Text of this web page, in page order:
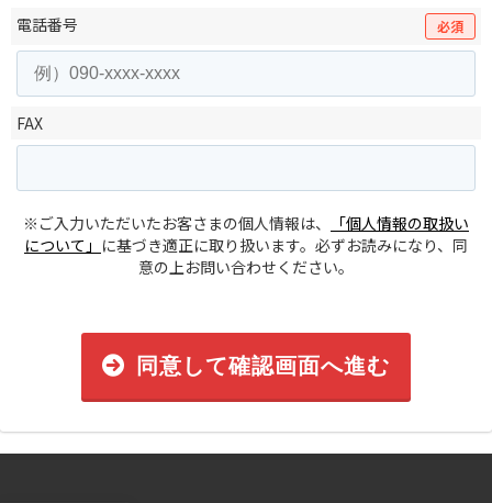
電話番号 必須
FAX
※ご入力いただいたお客さまの個人情報は、
「個人情報の取扱い
について」 に基づき適正に取り扱います。必ずお読みになり、同
意の上お問い合わせください。
同意して確認画面へ進む